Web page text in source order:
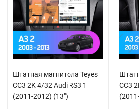
Штатная магнитола Teyes
CC3 2K 4/32 Audi RS3 1
(2011-2012) (13")
CC3